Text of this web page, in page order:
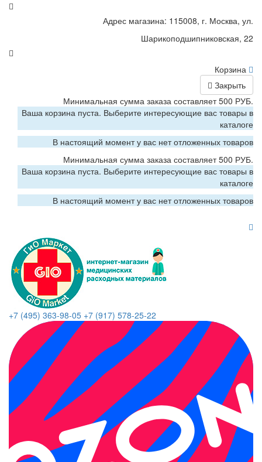
Адрес магазина: 115008, г. Москва, ул.
Шарикоподшипниковская, 22
Корзина
Закрыть
Минимальная сумма заказа составляет 500 РУБ.
Ваша корзина пуста. Выберите интересующие вас товары в
каталоге
В настоящий момент у вас нет отложенных товаров
Минимальная сумма заказа составляет 500 РУБ.
Ваша корзина пуста. Выберите интересующие вас товары в
каталоге
В настоящий момент у вас нет отложенных товаров
+7 (495) 363-98-05 +7 (917) 578-25-22